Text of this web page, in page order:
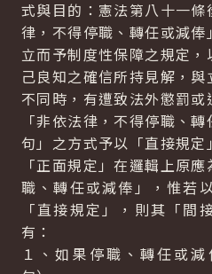
式與目的：憲法第八十一
律，不得停職、轉任或減
立而予制度性保障之規定
己良知之確信所持見解，
不同時，有遭致法外懲罰或
「非依法律，不得停職、
句」之方式予以「直接規
「正面規定」在邏輯上原
職、轉任或減俸」，惟若
「直接規定」，則其「間
有：
１、如果停職、轉任或